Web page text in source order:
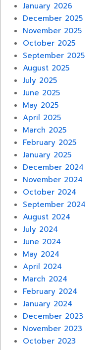
January 2026
December 2025
November 2025
October 2025
September 2025
August 2025
July 2025
June 2025
May 2025
April 2025
March 2025
February 2025
January 2025
December 2024
November 2024
October 2024
September 2024
August 2024
July 2024
June 2024
May 2024
April 2024
March 2024
February 2024
January 2024
December 2023
November 2023
October 2023